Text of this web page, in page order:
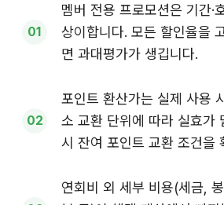
멤버 전용 프로모션은 기간·
상이합니다. 모든 할인율을
면 과대평가가 생깁니다.
포인트 환산가는 실제 사용
소 교환 단위에 따라 실효가
시 잔여 포인트 교환 조건을
연회비 외 세부 비용(세금,